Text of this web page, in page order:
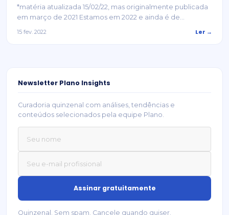
*matéria atualizada 15/02/22, mas originalmente publicada
em março de 2021 Estamos em 2022 e ainda é de...
15 fev. 2022 Ler →
Newsletter Plano Insights
Curadoria quinzenal com análises, tendências e
conteúdos selecionados pela equipe Plano.
Quinzenal. Sem spam. Cancele quando quiser.